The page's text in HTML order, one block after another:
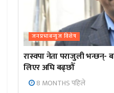
जनप्रभाबन्युज विशेष
रास्वपा नेता पराजुली भन्छन्-
लिएर अघि बढ्छौँ
8 MONTHS पहिले